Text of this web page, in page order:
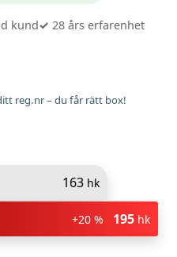
kund✓ 28 års erfarenhet
reg.nr – du får rätt box!
163 hk
+20 % 195 hk